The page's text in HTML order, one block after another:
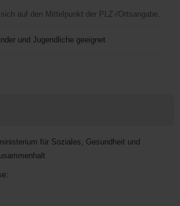
auf den Mittelpunkt der PLZ-/Ortsangabe.
und Jugendliche geeignet
für Soziales, Gesundheit und